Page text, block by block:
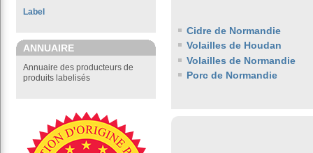
Label
ANNUAIRE
Annuaire des producteurs de
produits labelisés
Cidre de Normandie
Volailles de Houdan
Volailles de Normandie
Porc de Normandie